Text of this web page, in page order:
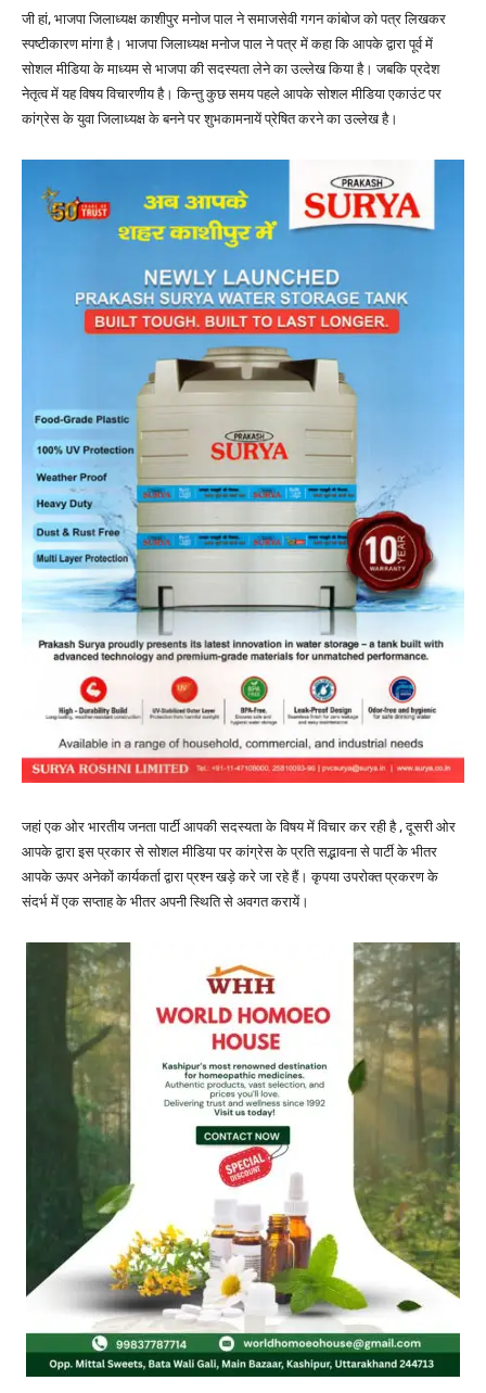
जी हां, भाजपा जिलाध्यक्ष काशीपुर मनोज पाल ने समाजसेवी गगन कांबोज को पत्र लिखकर
स्पष्टीकारण मांगा है। भाजपा जिलाध्यक्ष मनोज पाल ने पत्र में कहा कि आपके द्वारा पूर्व में
सोशल मीडिया के माध्यम से भाजपा की सदस्यता लेने का उल्लेख किया है। जबकि प्रदेश
नेतृत्व में यह विषय विचारणीय है। किन्तु कुछ समय पहले आपके सोशल मीडिया एकाउंट पर
कांग्रेस के युवा जिलाध्यक्ष के बनने पर शुभकामनायें प्रेषित करने का उल्लेख है।
जहां एक ओर भारतीय जनता पार्टी आपकी सदस्यता के विषय में विचार कर रही है , दूसरी ओर
आपके द्वारा इस प्रकार से सोशल मीडिया पर कांग्रेस के प्रति सद्भावना से पार्टी के भीतर
आपके ऊपर अनेकों कार्यकर्ता द्वारा प्रश्न खड़े करे जा रहे हैं। कृपया उपरोक्त प्रकरण के
संदर्भ में एक सप्ताह के भीतर अपनी स्थिति से अवगत करायें।